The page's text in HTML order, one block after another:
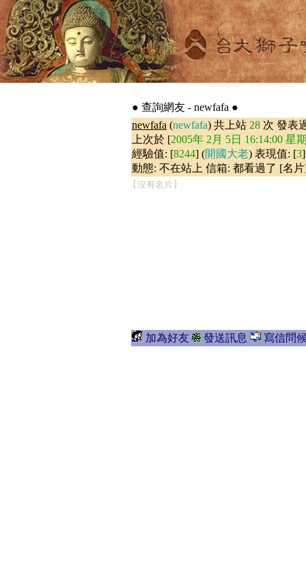
● 查詢網友 - newfafa ●
newfafa (newfafa) 共上站 28 次 發表
上次於 [2005年 2月 5日 16:14:00 星
經驗值: [8244] (開國大老) 表現值: [3
動態: 不在站上 信箱: 都看過了 [名
[沒有名片]
加為好友 發送訊息 寫信問